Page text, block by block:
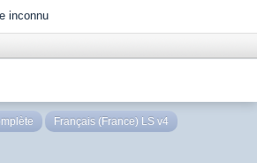
inconnu
Français (France) LS v4